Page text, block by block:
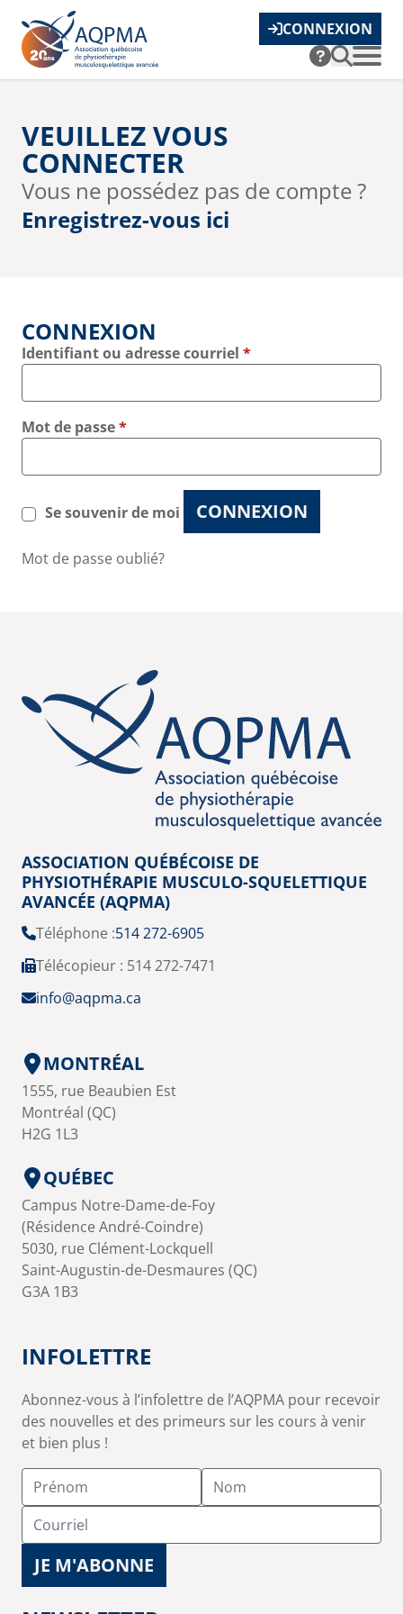
CONNEXION
VEUILLEZ VOUS
CONNECTER
Vous ne possédez pas de compte ?
Enregistrez-vous ici
CONNEXION
Identifiant ou adresse courriel *
Mot de passe*
Se souvenir de moi CONNEXION
Mot de passe oublié?
ASSOCIATION QUÉBÉCOISE DE
PHYSIOTHÉRAPIE MUSCULO-SQUELETTIQUE
AVANCÉE (AQPMA)
Téléphone :514 272-6905
Télécopieur : 514 272-7471
info@aqpma.ca
MONTRÉAL
1555, rue Beaubien Est
Montréal (QC)
H2G 1L3
QUÉBEC
Campus Notre-Dame-de-Foy
(Résidence André-Coindre)
5030, rue Clément-Lockquell
Saint-Augustin-de-Desmaures (QC)
G3A 1B3
INFOLETTRE
Abonnez-vous à l’infolettre de l’AQPMA pour recevoir
des nouvelles et des primeurs sur les cours à venir
et bien plus !